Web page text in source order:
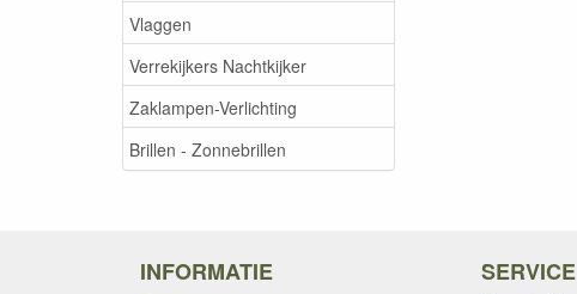
Vlaggen
Verrekijkers Nachtkijker
Zaklampen-Verlichting
Brillen - Zonnebrillen
INFORMATIE SERVICE